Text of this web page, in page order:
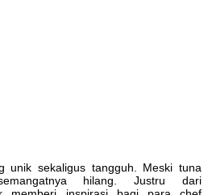
unik sekaligus tangguh. Meski tuna
hilang. Justru dari